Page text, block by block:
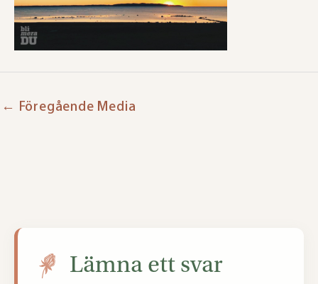
← Föregående Media
Lämna ett svar